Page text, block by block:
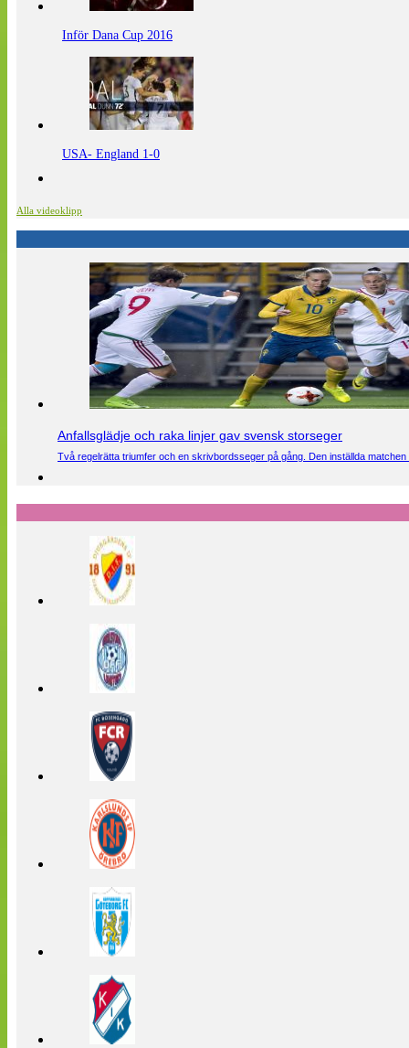
Inför Dana Cup 2016
USA- England 1-0
Alla videoklipp
Anfallsglädje och raka linjer gav svensk storseger
Två regelrätta triumfer och en skrivbordsseger på gång. Den inställda